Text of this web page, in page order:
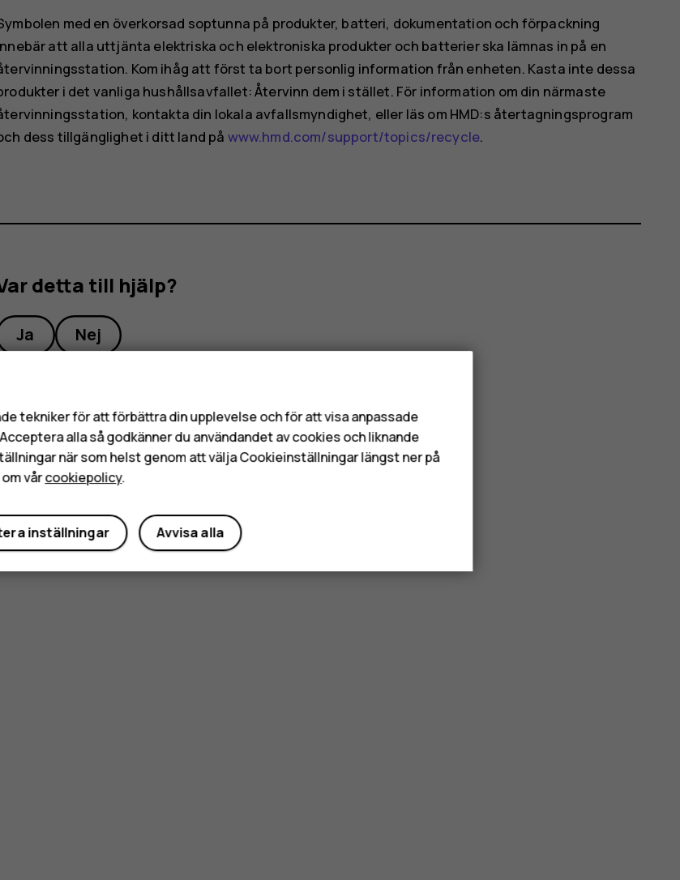
med en överkorsad soptunna på produkter, batteri, dokumentation och förpackning
att alla uttjänta elektriska och elektroniska produkter och batterier ska lämnas in på en
Kom ihåg att först ta bort personlig information från enheten. Kasta inte dessa
i det vanliga hushållsavfallet: Återvinn dem i stället. För information om din närmaste
kontakta din lokala avfallsmyndighet, eller läs om HMD:s återtagningsprogram
dess tillgänglighet i ditt land på www.hmd.com/support/topics/recycle.
detta till hjälp?
Ja Nej
tekniker för att förbättra din upplevelse och för att visa anpassade
alla så godkänner du användandet av cookies och liknande
när som helst genom att välja Cookieinställningar längst ner på
vårcookiepolicy.
Avvisa alla
inställningar